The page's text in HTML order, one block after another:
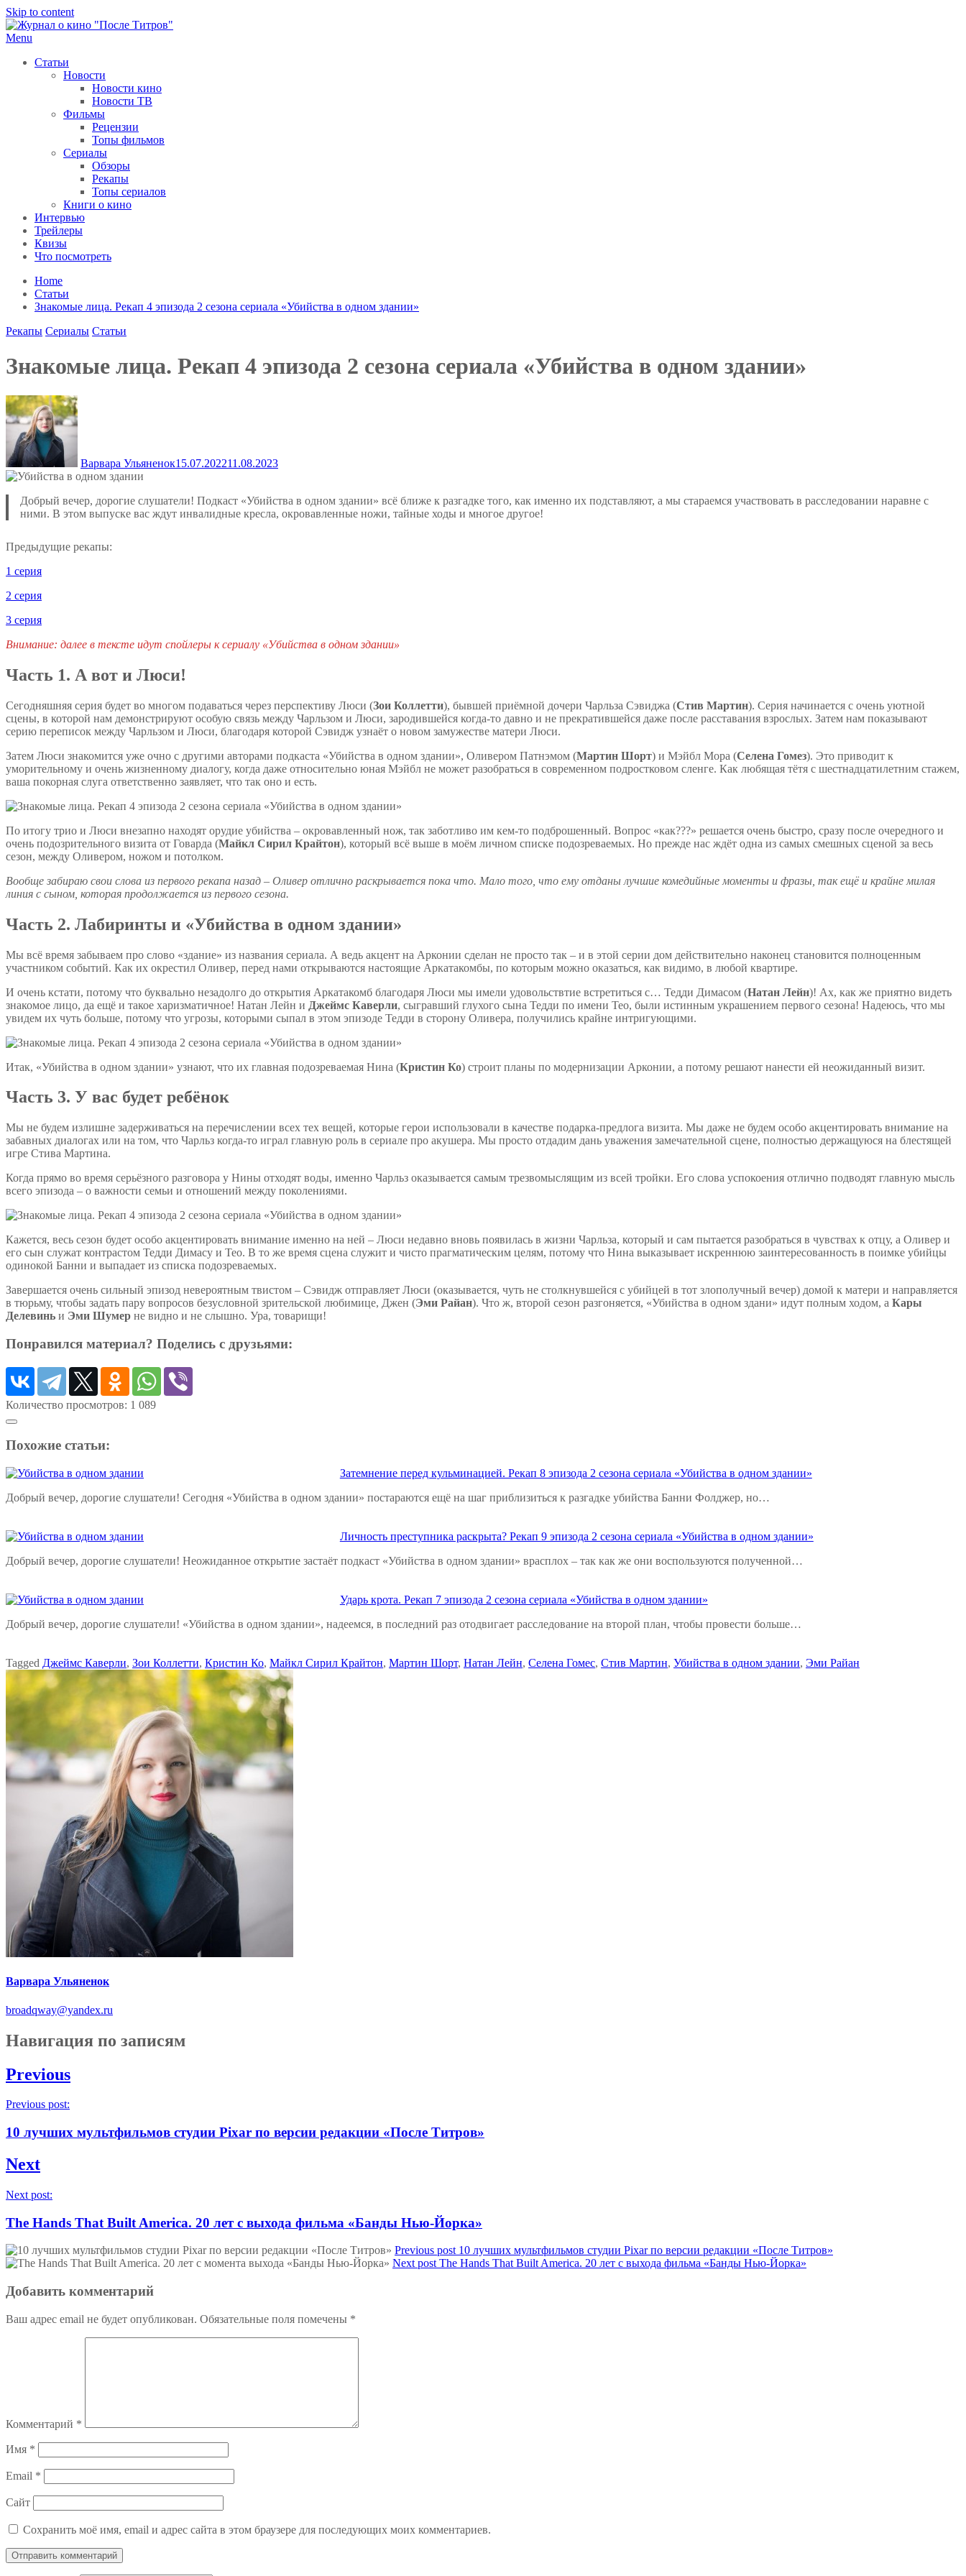
Skip to content
Menu
Статьи
Новости
Новости кино
Новости ТВ
Фильмы
Рецензии
Топы фильмов
Сериалы
Обзоры
Рекапы
Топы сериалов
Книги о кино
Интервью
Трейлеры
Квизы
Что посмотреть
Home
Статьи
Знакомые лица. Рекап 4 эпизода 2 сезона сериала «Убийства в одном здании»
Рекапы Сериалы Статьи
Знакомые лица. Рекап 4 эпизода 2 сезона сериала «Убийства в одном здании»
Варвара Ульяненок15.07.202211.08.2023
Добрый вечер, дорогие слушатели! Подкаст «Убийства в одном здании» всё ближе к разгадке того, как именно их подставляют, а мы стараемся участвовать в расследовании наравне с
ними. В этом выпуске вас ждут инвалидные кресла, окровавленные ножи, тайные ходы и многое другое!
Предыдущие рекапы:
1 серия
2 серия
3 серия
Внимание: далее в тексте идут спойлеры к сериалу «Убийства в одном здании»
Часть 1. А вот и Люси!
Сегодняшняя серия будет во многом подаваться через перспективу Люси (Зои Коллетти), бывшей приёмной дочери Чарльза Сэвиджа (Стив Мартин). Серия начинается с очень уютной
сцены, в которой нам демонстрируют особую связь между Чарльзом и Люси, зародившейся когда-то давно и не прекратившейся даже после расставания взрослых. Затем нам показывают
серию переписок между Чарльзом и Люси, благодаря которой Сэвидж узнаёт о новом замужестве матери Люси.
Затем Люси знакомится уже очно с другими авторами подкаста «Убийства в одном здании», Оливером Патнэмом (Мартин Шорт) и Мэйбл Мора (Селена Гомез). Это приводит к
уморительному и очень жизненному диалогу, когда даже относительно юная Мэйбл не может разобраться в современном подростковом сленге. Как любящая тётя с шестнадцатилетним стажем,
ваша покорная слуга ответственно заявляет, что так оно и есть.
По итогу трио и Люси внезапно находят орудие убийства – окровавленный нож, так заботливо им кем-то подброшенный. Вопрос «как???» решается очень быстро, сразу после очередного и
очень подозрительного визита от Говарда (Майкл Сирил Крайтон), который всё выше в моём личном списке подозреваемых. Но прежде нас ждёт одна из самых смешных сценой за весь
сезон, между Оливером, ножом и потолком.
Вообще забираю свои слова из первого рекапа назад – Оливер отлично раскрывается пока что. Мало того, что ему отданы лучшие комедийные моменты и фразы, так ещё и крайне милая
линия с сыном, которая продолжается из первого сезона.
Часть 2. Лабиринты и «Убийства в одном здании»
Мы всё время забываем про слово «здание» из названия сериала. А ведь акцент на Арконии сделан не просто так – и в этой серии дом действительно наконец становится полноценным
участником событий. Как их окрестил Оливер, перед нами открываются настоящие Аркатакомбы, по которым можно оказаться, как видимо, в любой квартире.
И очень кстати, потому что буквально незадолго до открытия Аркатакомб благодаря Люси мы имели удовольствтие встретиться с… Тедди Димасом (Натан Лейн)! Ах, как же приятно видеть
знакомое лицо, да ещё и такое харизматичное! Натан Лейн и Джеймс Каверли, сыгравший глухого сына Тедди по имени Тео, были истинным украшением первого сезона! Надеюсь, что мы
увидем их чуть больше, потому что угрозы, которыми сыпал в этом эпизоде Тедди в сторону Оливера, получились крайне интригующими.
Итак, «Убийства в одном здании» узнают, что их главная подозреваемая Нина (Кристин Ко) строит планы по модернизации Арконии, а потому решают нанести ей неожиданный визит.
Часть 3. У вас будет ребёнок
Мы не будем излишне задерживаться на перечислении всех тех вещей, которые герои использовали в качестве подарка-предлога визита. Мы даже не будем особо акцентировать внимание на
забавных диалогах или на том, что Чарльз когда-то играл главную роль в сериале про акушера. Мы просто отдадим дань уважения замечательной сцене, полностью держащуюся на блестящей
игре Стива Мартина.
Когда прямо во время серьёзного разговора у Нины отходят воды, именно Чарльз оказывается самым трезвомыслящим из всей тройки. Его слова успокоения отлично подводят главную мысль
всего эпизода – о важности семьи и отношений между поколениями.
Кажется, весь сезон будет особо акцентировать внимание именно на ней – Люси недавно вновь появилась в жизни Чарльза, который и сам пытается разобраться в чувствах к отцу, а Оливер и
его сын служат контрастом Тедди Димасу и Тео. В то же время сцена служит и чисто прагматическим целям, потому что Нина выказывает искреннюю заинтересованность в поимке убийцы
одинокой Банни и выпадает из списка подозреваемых.
Завершается очень сильный эпизод невероятным твистом – Сэвидж отправляет Люси (оказывается, чуть не столкнувшейся с убийцей в тот злополучный вечер) домой к матери и направляется
в тюрьму, чтобы задать пару вопросов безусловной зрительской любимице, Джен (Эми Райан). Что ж, второй сезон разгоняется, «Убийства в одном здани» идут полным ходом, а Кары
Делевинь и Эми Шумер не видно и не слышно. Ура, товарищи!
Понравился материал? Поделись с друзьями:
Количество просмотров: 1 089
Похожие статьи:
Затемнение перед кульминацией. Рекап 8 эпизода 2 сезона сериала «Убийства в одном здании»
Добрый вечер, дорогие слушатели! Сегодня «Убийства в одном здании» постараются ещё на шаг приблизиться к разгадке убийства Банни Фолджер, но…
Личность преступника раскрыта? Рекап 9 эпизода 2 сезона сериала «Убийства в одном здании»
Добрый вечер, дорогие слушатели! Неожиданное открытие застаёт подкаст «Убийства в одном здании» врасплох – так как же они воспользуются полученной…
Ударь крота. Рекап 7 эпизода 2 сезона сериала «Убийства в одном здании»
Добрый вечер, дорогие слушатели! «Убийства в одном здании», надеемся, в последний раз отодвигает расследование на второй план, чтобы провести больше…
Tagged Джеймс Каверли, Зои Коллетти, Кристин Ко, Майкл Сирил Крайтон, Мартин Шорт, Натан Лейн, Селена Гомес, Стив Мартин, Убийства в одном здании, Эми Райан
Варвара Ульяненок
broadqway@yandex.ru
Навигация по записям
Previous
Previous post:
10 лучших мультфильмов студии Pixar по версии редакции «После Титров»
Next
Next post:
The Hands That Built America. 20 лет с выхода фильма «Банды Нью-Йорка»
Previous post 10 лучших мультфильмов студии Pixar по версии редакции «После Титров»
Next post The Hands That Built America. 20 лет с выхода фильма «Банды Нью-Йорка»
Добавить комментарий
Ваш адрес email не будет опубликован. Обязательные поля помечены *
Комментарий *
Имя *
Email *
Сайт
Сохранить моё имя, email и адрес сайта в этом браузере для последующих моих комментариев.